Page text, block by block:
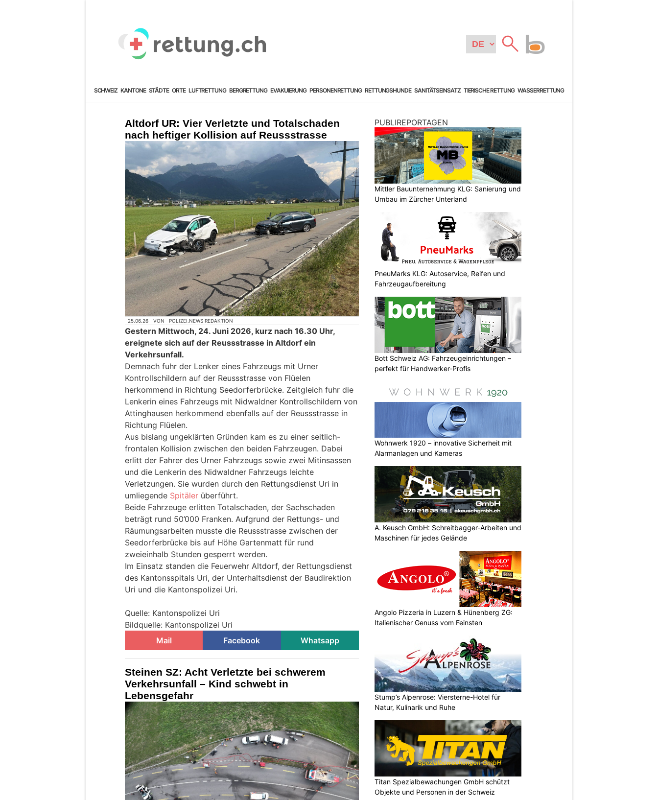
SCHWEIZ KANTONE STÄDTE ORTE LUFTRETTUNG BERGRETTUNG EVAKUIERUNG PERSONENRETTUNG RETTUNGSHUNDE SANITÄTSEINSATZ TIERISCHE RETTUNG WASSERRETTUNG
Altdorf UR: Vier Verletzte und Totalschaden
nach heftiger Kollision auf Reussstrasse
25.06.26 VON POLIZEI.NEWS REDAKTION
Gestern Mittwoch, 24. Juni 2026, kurz nach 16.30 Uhr,
ereignete sich auf der Reussstrasse in Altdorf ein
Verkehrsunfall.
Demnach fuhr der Lenker eines Fahrzeugs mit Urner
Kontrollschildern auf der Reussstrasse von Flüelen
herkommend in Richtung Seedorferbrücke. Zeitgleich fuhr die
Lenkerin eines Fahrzeugs mit Nidwaldner Kontrollschildern von
Attinghausen herkommend ebenfalls auf der Reussstrasse in
Richtung Flüelen.
Aus bislang ungeklärten Gründen kam es zu einer seitlich-
frontalen Kollision zwischen den beiden Fahrzeugen. Dabei
erlitt der Fahrer des Urner Fahrzeugs sowie zwei Mitinsassen
und die Lenkerin des Nidwaldner Fahrzeugs leichte
Verletzungen. Sie wurden durch den Rettungsdienst Uri in
umliegende Spitäler überführt.
Beide Fahrzeuge erlitten Totalschaden, der Sachschaden
beträgt rund 50’000 Franken. Aufgrund der Rettungs- und
Räumungsarbeiten musste die Reussstrasse zwischen der
Seedorferbrücke bis auf Höhe Gartenmatt für rund
zweieinhalb Stunden gesperrt werden.
Im Einsatz standen die Feuerwehr Altdorf, der Rettungsdienst
des Kantonsspitals Uri, der Unterhaltsdienst der Baudirektion
Uri und die Kantonspolizei Uri.
Quelle: Kantonspolizei Uri
Bildquelle: Kantonspolizei Uri
Mail
Facebook Whatsapp
Steinen SZ: Acht Verletzte bei schwerem
Verkehrsunfall – Kind schwebt in
Lebensgefahr
PUBLIREPORTAGEN
Mittler Bauunternehmung KLG: Sanierung und
Umbau im Zürcher Unterland
PneuMarks KLG: Autoservice, Reifen und
Fahrzeugaufbereitung
Bott Schweiz AG: Fahrzeugeinrichtungen –
perfekt für Handwerker-Profis
Wohnwerk 1920 – innovative Sicherheit mit
Alarmanlagen und Kameras
A. Keusch GmbH: Schreitbagger-Arbeiten und
Maschinen für jedes Gelände
Angolo Pizzeria in Luzern & Hünenberg ZG:
Italienischer Genuss vom Feinsten
Stump’s Alpenrose: Viersterne-Hotel für
Natur, Kulinarik und Ruhe
Titan Spezialbewachungen GmbH schützt
Objekte und Personen in der Schweiz